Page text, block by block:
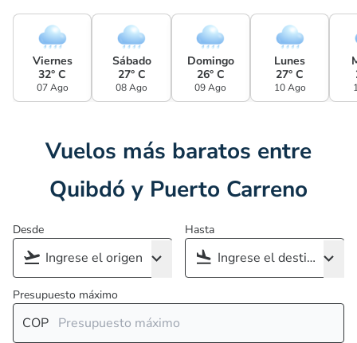
Viernes
32° C
07 Ago
Sábado
27° C
08 Ago
Domingo
26° C
09 Ago
Lunes
27° C
10 Ago
Vuelos más baratos entre
Quibdó y Puerto Carreno
Desde Hasta
Presupuesto máximo
COP